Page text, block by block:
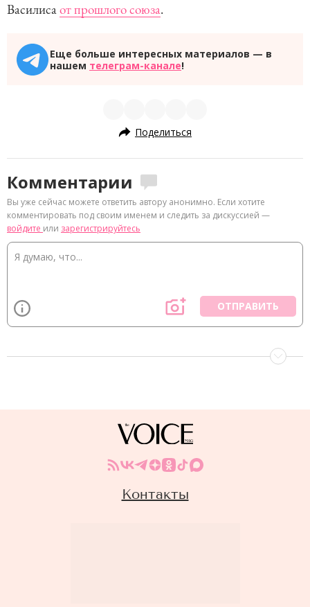
Василисаот прошлого союза.
Еще больше интересных материалов — в
нашем телеграм-канале!
Поделиться
Комментарии
Вы уже сейчас можете ответить автору анонимно. Если хотите
комментировать под своим именем и следить за дискуссией —
войдите или зарегистрируйтесь
ОТПРАВИТЬ
Контакты